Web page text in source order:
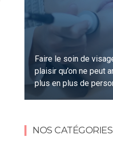
Faire le soin de
plaisir qu’on ne peut
plus en plus de
NOS CATÉGORIES